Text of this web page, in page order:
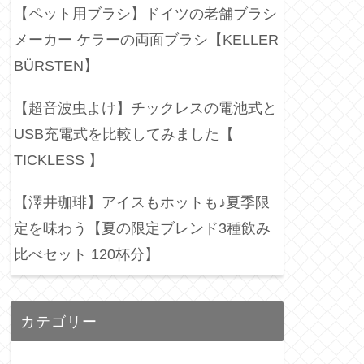
【ペット用ブラシ】ドイツの老舗ブラシ
メーカー ケラーの両面ブラシ【KELLER
BÜRSTEN】
【超音波虫よけ】チックレスの電池式と
USB充電式を比較してみました【
TICKLESS 】
【澤井珈琲】アイスもホットも♪夏季限
定を味わう【夏の限定ブレンド3種飲み
比べセット 120杯分】
カテゴリー